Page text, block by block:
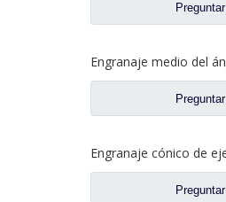
Preguntar
Preguntar
Preguntar